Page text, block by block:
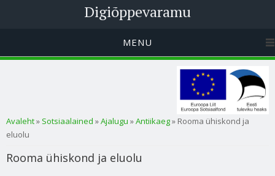
Digiõppevaramu
MENU
Sa oled siin
Avaleht» Sotsiaalained »Ajalugu »Antiikaeg» Rooma ühiskond ja
eluolu
Rooma ühiskond ja eluolu